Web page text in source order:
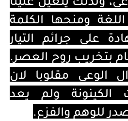
ولذلك يتعين علينا
ومنحها الكلمة
على جرائم التيار
بتخريب روح العصر.
مقلوبا لان
الكينونة ولم يعد
للوهم والفزع.